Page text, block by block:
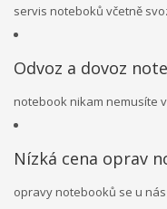
servis noteboků včetně
Odvoz a dovoz
notebook nikam nemusíte
Nízká cena oprav
opravy notebooků se u